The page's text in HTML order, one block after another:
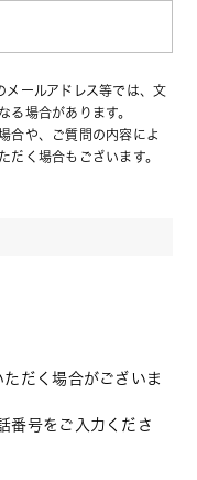
ールアドレス等では、文
場合があります。
合や、ご質問の内容によ
だく場合もございます。
だく場合がございま
番号をご入力くださ